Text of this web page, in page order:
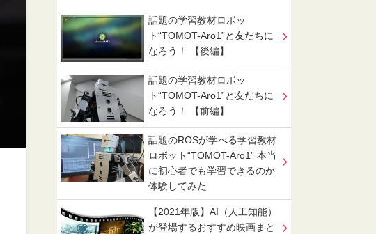
話題の学習教材ロボッ
ト“TOMOT-Aro1”と友だちに
なろう！ 【後編】
話題の学習教材ロボッ
ト“TOMOT-Aro1”と友だちに
なろう！ 【前編】
話題のROSが学べる学習教材
ロボット“TOMOT-Aro1” 本当
に初心者でも学習できるのか
体験してみた
【2021年版】AI（人工知能）
が登場するおすすめ映画まと